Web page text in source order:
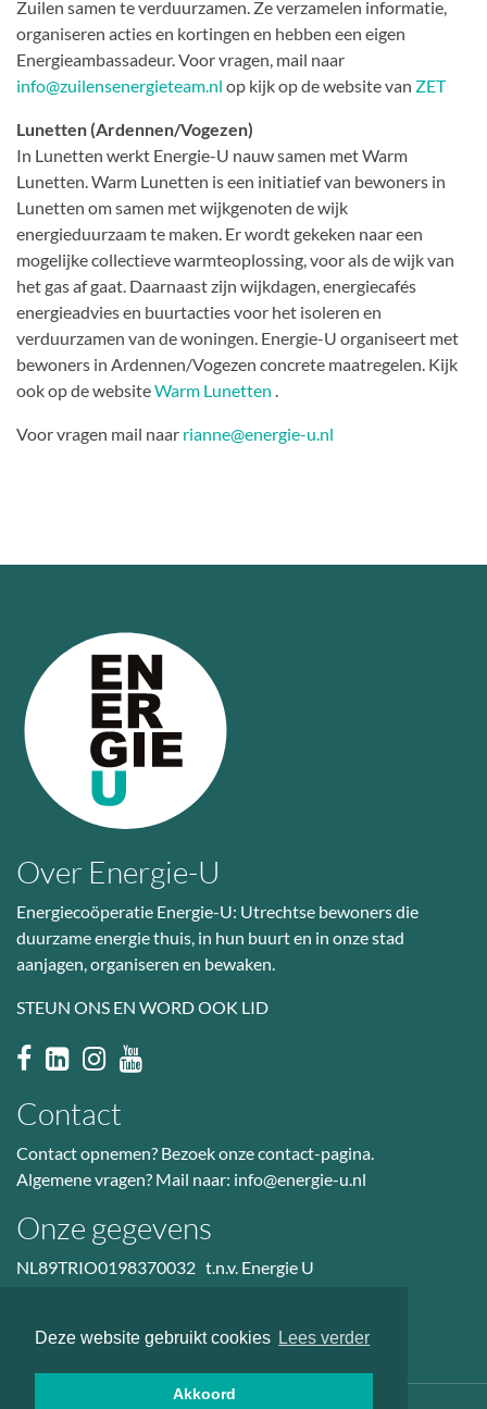
Deze website gebruikt cookies Lees verder
Akkoord
Zuilen samen te verduurzamen. Ze verzamelen informatie,
organiseren acties en kortingen en hebben een eigen
Energieambassadeur. Voor vragen, mail naar
info@zuilensenergieteam.nl op kijk op de website van ZET
Lunetten (Ardennen/Vogezen)
In Lunetten werkt Energie-U nauw samen met Warm
Lunetten. Warm Lunetten is een initiatief van bewoners in
Lunetten om samen met wijkgenoten de wijk
energieduurzaam te maken. Er wordt gekeken naar een
mogelijke collectieve warmteoplossing, voor als de wijk van
het gas af gaat. Daarnaast zijn wijkdagen, energiecafés
energieadvies en buurtacties voor het isoleren en
verduurzamen van de woningen. Energie-U organiseert met
bewoners in Ardennen/Vogezen concrete maatregelen. Kijk
ook op de websiteWarm Lunetten .
Voor vragen mail naar rianne@energie-u.nl
Over Energie-U
Energiecoöperatie Energie-U: Utrechtse bewoners die
duurzame energie thuis, in hun buurt en in onze stad
aanjagen, organiseren en bewaken.
STEUN ONS EN WORD OOK LID
Contact
Contact opnemen? Bezoekonze contact-pagina.
Algemene vragen? Mail naar: info@energie-u.nl
Onze gegevens
NL89TRIO0198370032 t.n.v. Energie U